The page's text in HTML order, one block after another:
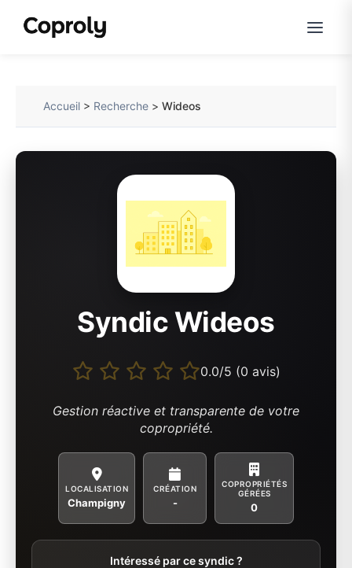
Accueil > Recherche >Wideos
Syndic Wideos
0.0/5 (0 avis)
Gestion réactive et transparente de votre
copropriété.
LOCALISATION
Champigny
CRÉATION
-
COPROPRIÉTÉS
GÉRÉES
0
Intéressé par ce syndic ?